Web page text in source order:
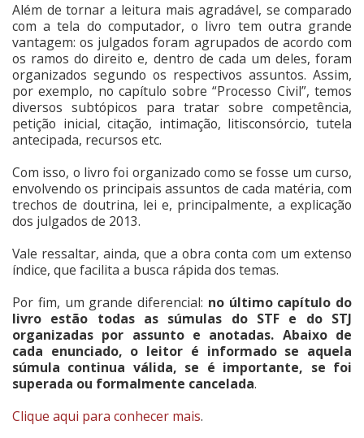
Além de tornar a leitura mais agradável, se comparado
com a tela do computador, o livro tem outra grande
vantagem: os julgados foram agrupados de acordo com
os ramos do direito e, dentro de cada um deles, foram
organizados segundo os respectivos assuntos. Assim,
por exemplo, no capítulo sobre “Processo Civil”, temos
diversos subtópicos para tratar sobre competência,
petição inicial, citação, intimação, litisconsórcio, tutela
antecipada, recursos etc.
Com isso, o livro foi organizado como se fosse um curso,
envolvendo os principais assuntos de cada matéria, com
trechos de doutrina, lei e, principalmente, a explicação
dos julgados de 2013.
Vale ressaltar, ainda, que a obra conta com um extenso
índice, que facilita a busca rápida dos temas.
Por fim, um grande diferencial: no último capítulo do
livro estão todas as súmulas do STF e do STJ
organizadas por assunto e anotadas. Abaixo de
cada enunciado, o leitor é informado se aquela
súmula continua válida, se é importante, se foi
superada ou formalmente cancelada.
Clique aqui para conhecer mais.